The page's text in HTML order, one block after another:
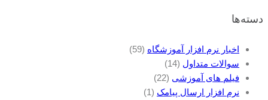
دسته‌ها
اخبار نرم افزار آموزشگاه (59)
سوالات متداول (14)
فیلم های آموزشی (22)
نرم افزار ارسال پیامک (1)